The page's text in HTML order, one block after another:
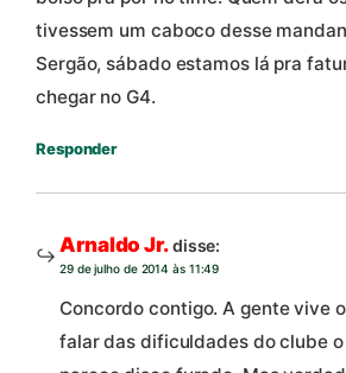
tivessem um caboco desse
Sergão, sábado estamos lá pra
chegar no G4.
Responder
Arnaldo Jr.disse:
29 de julho de 2014 às 11:49
Concordo contigo. A gente vive
falar das dificuldades do clube